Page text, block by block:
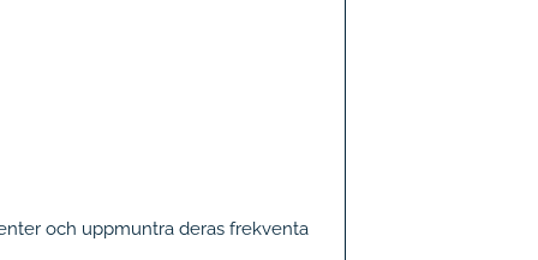
och uppmuntra deras frekventa